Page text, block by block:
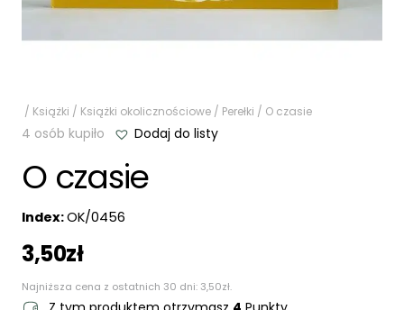
/ Książki / Książki okolicznościowe / Perełki / O czasie
4 osób kupiło Dodaj do listy
O czasie
Index:OK/0456
3,50zł
Najniższa cena z ostatnich 30 dni: 3,50zł.